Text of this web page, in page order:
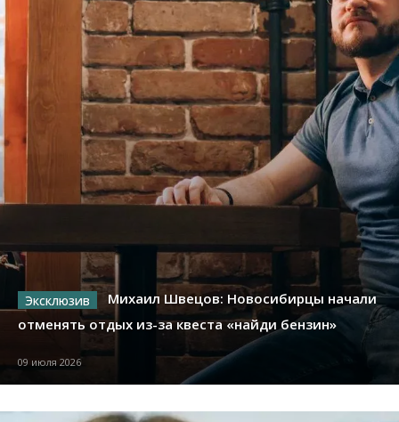
Михаил Швецов: Новосибирцы начали
отменять отдых из-за квеста «найди бензин»
09 июля 2026